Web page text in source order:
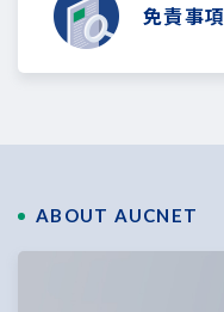
免責事項
ABOUT AUCNET